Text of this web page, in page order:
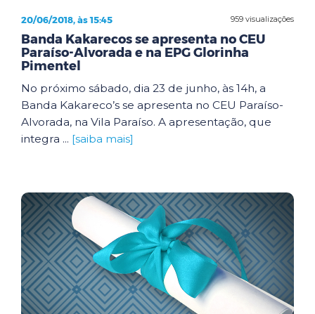
959 visualizações
20/06/2018, às 15:45
Banda Kakarecos se apresenta no CEU
Paraíso-Alvorada e na EPG Glorinha
Pimentel
No próximo sábado, dia 23 de junho, às 14h, a
Banda Kakareco’s se apresenta no CEU Paraíso-
Alvorada, na Vila Paraíso. A apresentação, que
integra ... [saiba mais]